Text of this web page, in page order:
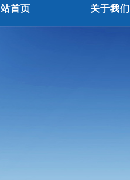
站首页 关于我们